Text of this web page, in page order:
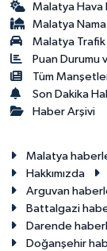
Malatya Hava
Malatya
Malatya Trafik
Puan Durumu
Tüm
Son Dakika
Haber Arşivi
Malatya
Hakkımızda
Arguvan
Battalgazi
Darende
Doğanşehir